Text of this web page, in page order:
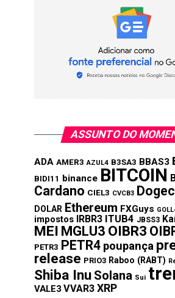
ASSUNTO DO
ADA AMER3 AZUL4 B3SA3 BBAS3
BIDI11 binance BITCOIN
Cardano CIEL3 CVCB3
DOLAR Ethereum FXGuys
impostos IRBR3 ITUB4 JBSS3
MEI MGLU3 OIBR3
PETR3 PETR4 poupança
release PRIO3 Raboo (RABT)
Shiba Inu Solana Sui
VALE3 VVAR3 XRP